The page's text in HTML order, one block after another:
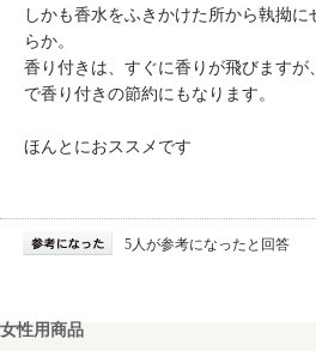
しかも香水をふきかけた所から執拗
らか。
香り付きは、すぐに香りが飛びますが
で香り付きの節約にもなります。
ほんとにおススメです
5人が参考になったと回答
女性用商品